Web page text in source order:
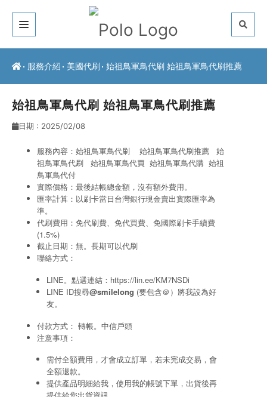
關於我們
最新公告
聯絡方式
服務介紹 美國代刷 始祖鳥軍鳥代刷 始祖鳥軍鳥代刷推薦
始祖鳥軍鳥代刷 始祖鳥軍鳥代刷推薦
日期 : 2025/02/08
服務內容：始祖鳥軍鳥代刷 始祖鳥軍鳥代刷推薦 始
祖鳥軍鳥代刷
始祖鳥軍鳥代買 始祖鳥軍鳥代購 始祖
鳥軍鳥代付
實際價格：最後結帳總金額，沒有額外費用。
匯率計算：以刷卡當日台灣銀行現金賣出實際匯率為
準。
代刷費用：免代刷費、免代買費、免國際刷卡手續費
(1.5%)
截止日期：無。長期可以代刷
聯絡方式：
LINE。點選連結： https://lin.ee/KM7NSDi
LINE ID搜尋@smilelong (要包含＠）將我設為好
友。
付款方式： 轉帳。中信戶頭
注意事項：
需付全額費用，才會成立訂單，若未完成交易，會
全額退款。
提供產品明細給我，使用我的帳號下單，出貨後再